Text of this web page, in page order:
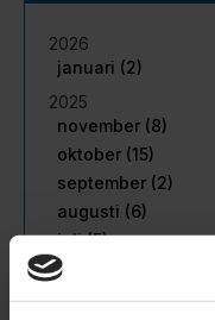
2026
januari (2)
2025
november (8)
oktober (15)
september (2)
augusti (6)
juli (5)
juni (11)
maj (16)